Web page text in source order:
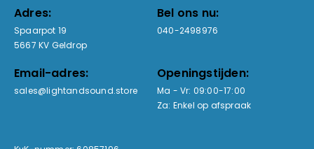
Adres:
Spaarpot 19
5667 KV Geldrop
Bel ons nu:
040-2498976
Email-adres:
sales@lightandsound.store
Openingstijden:
Ma - Vr: 09:00-17:00
Za: Enkel op afspraak